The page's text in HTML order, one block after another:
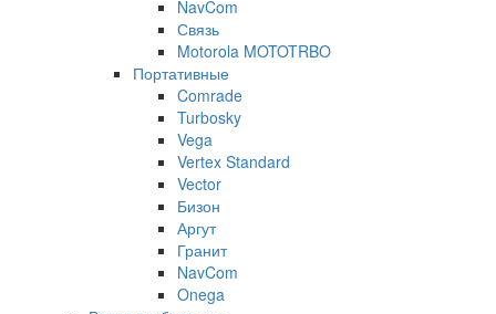
NavCom
Связь
Motorola MOTOTRBO
Портативные
Comrade
Turbosky
Vega
Vertex Standard
Vector
Бизон
Аргут
Гранит
NavCom
Onega